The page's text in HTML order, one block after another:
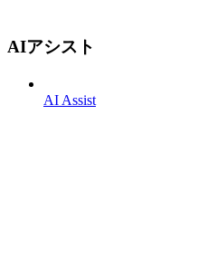
AIアシスト
AI Assist